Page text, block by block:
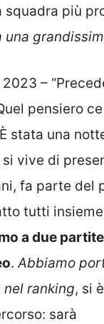
squadra più
una
2023 –
pensiero
stata una
vive di
fa parte del
tutti
a due
.Abbiamo
nel ranking, si
sarà